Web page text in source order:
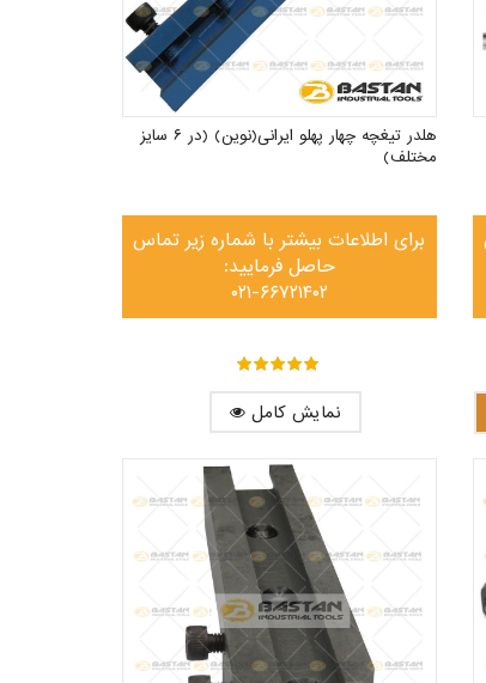
هلدر تیغچه چهار پهلو ایرانی(نوین) (در ۶ سایز
مختلف)
برای اطلاعات بیشتر با شماره زیر تماس
حاصل فرمایید:
۰۲۱-۶۶۷۲۱۴۰۲
نمایش کامل